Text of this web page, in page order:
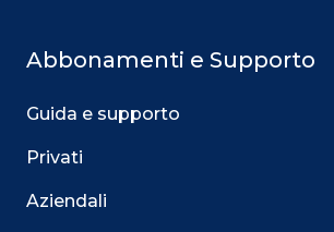
Abbonamenti e Supporto
Guida e supporto
Privati
Aziendali